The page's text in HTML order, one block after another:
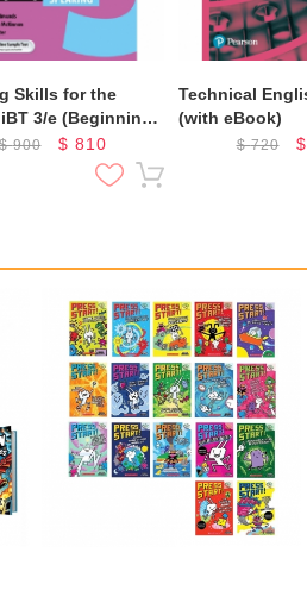
Skills for the
3/e (Beginning)
900 $ 810
Technical
(with eBook)
$720 $